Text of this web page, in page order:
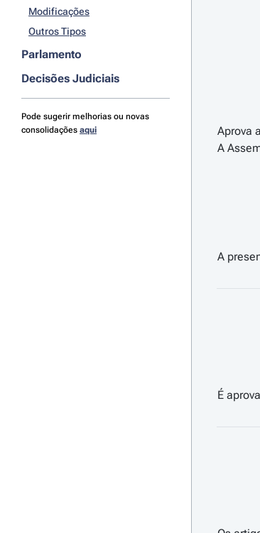
Modificações
Outros Tipos
Parlamento
Decisões Judiciais
Pode sugerir melhorias ou novas
consolidações aqui
Aprova
A